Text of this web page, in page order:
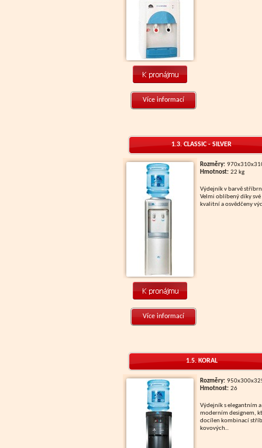
Více informací
1.3. CLASSIC - SILVER
Rozměry:
Hmotnost: 22 kg
Výdejník v barvě stříbrné.
Velmi oblíbený díky své
kvalitní a osvědčeny
Více informací
1.5. KORAL
Rozměry:
Hmotnost: 26
Výdejník s elegantním a
moderním designem,
docílen kombinací
kovových...